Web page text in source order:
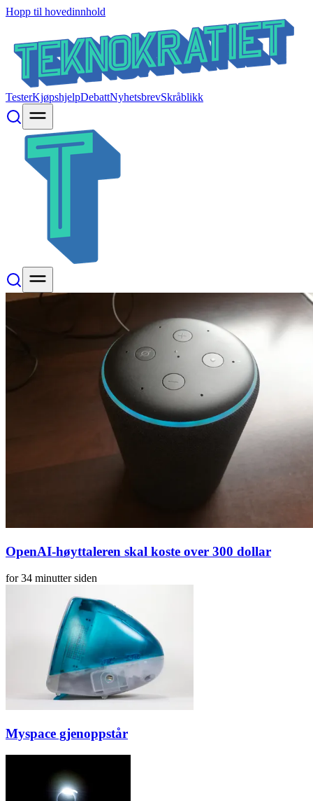
Hopp til hovedinnhold
TesterKjøpshjelpDebattNyhetsbrevSkråblikk
OpenAI-høyttaleren skal koste over 300 dollar
for 34 minutter siden
Myspace gjenoppstår